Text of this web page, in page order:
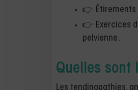
👉 Étirements
👉 Exercices
pelvienne.
Quelles sont
Les tendinopathies,